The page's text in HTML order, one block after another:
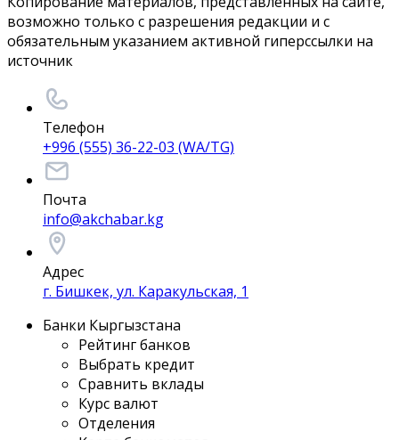
возможно только с разрешения редакции и с
обязательным указанием активной гиперссылки на
источник
Телефон
+996 (555) 36-22-03 (WA/TG)
Почта
info@akchabar.kg
Адрес
г. Бишкек, ул. Каракульская, 1
Банки Кыргызстана
Рейтинг банков
Выбрать кредит
Сравнить вклады
Курс валют
Отделения